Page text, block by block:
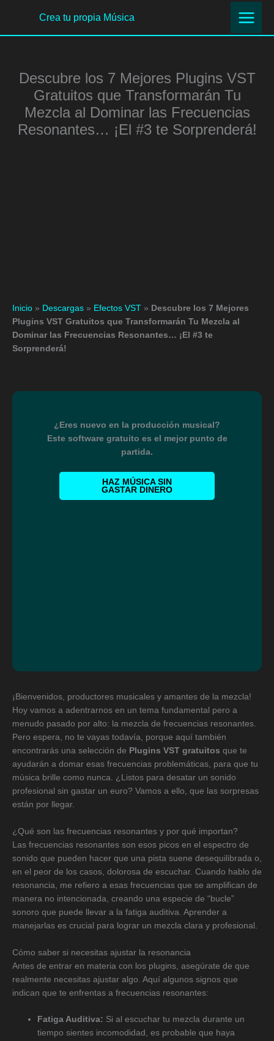
contenido
Crea tu propia Música
Descubre los 7 Mejores Plugins VST
Gratuitos que Transformarán Tu
Mezcla al Dominar las Frecuencias
Resonantes… ¡El #3 te Sorprenderá!
Inicio » Descargas » Efectos VST » Descubre los 7 Mejores
Plugins VST Gratuitos que Transformarán Tu Mezcla al
Dominar las Frecuencias Resonantes… ¡El #3 te
Sorprenderá!
¿Eres nuevo en la producción musical?
Este software gratuito es el mejor punto de
partida.
HAZ MÚSICA SIN
GASTAR DINERO
¡Bienvenidos, productores musicales y amantes de la mezcla!
Hoy vamos a adentrarnos en un tema fundamental pero a
menudo pasado por alto: la mezcla de frecuencias resonantes.
Pero espera, no te vayas todavía, porque aquí también
encontrarás una selección de Plugins VST gratuitos que te
ayudarán a domar esas frecuencias problemáticas, para que tu
música brille como nunca. ¿Listos para desatar un sonido
profesional sin gastar un euro? Vamos a ello, que las sorpresas
están por llegar.
¿Qué son las frecuencias resonantes y por qué importan?
Las frecuencias resonantes son esos picos en el espectro de
sonido que pueden hacer que una pista suene desequilibrada o,
en el peor de los casos, dolorosa de escuchar. Cuando hablo de
resonancia, me refiero a esas frecuencias que se amplifican de
manera no intencionada, creando una especie de “bucle”
sonoro que puede llevar a la fatiga auditiva. Aprender a
manejarlas es crucial para lograr un mezcla clara y profesional.
Cómo saber si necesitas ajustar la resonancia
Antes de entrar en materia con los plugins, asegúrate de que
realmente necesitas ajustar algo. Aquí algunos signos que
indican que te enfrentas a frecuencias resonantes:
Fatiga Auditiva: Si al escuchar tu mezcla durante un
tiempo sientes incomodidad, es probable que haya